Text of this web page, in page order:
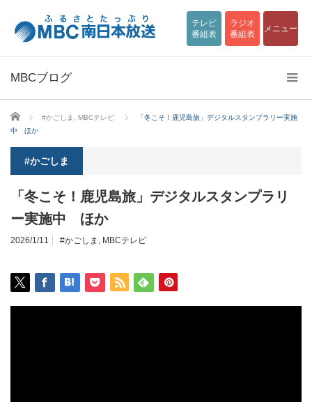
テレビ
番組表
ラジオ
番組表
メニュー
MBCブログ
ホーム #かごしま MBCテレビ
「冬こそ！鹿児島旅」デジタルスタンプラリー実施
中 ほか
#かごしま
「冬こそ！鹿児島旅」デジタルスタンプラリ
ー実施中 ほか
2026/1/11 #かごしま , MBCテレビ